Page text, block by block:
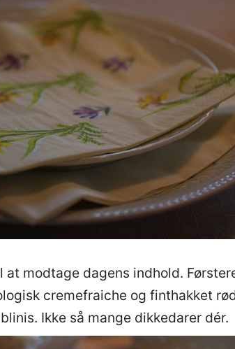
at modtage dagens indhold.
cremefraiche og finthakket
Ikke så mange dikkedarer dér.